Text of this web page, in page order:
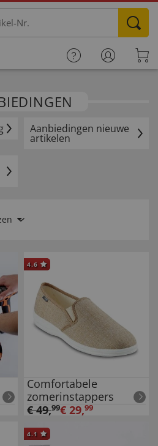
Aanbiedingen nieuwe
artikelen
4.6
Comfortabele
zomerinstappers
€49,99€ 29,99
4.1